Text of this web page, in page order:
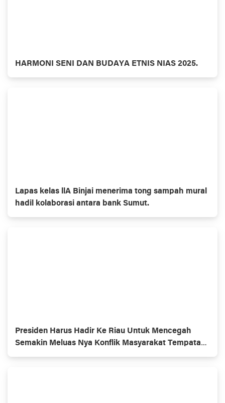
HARMONI SENI DAN BUDAYA ETNIS NIAS 2025.
Lapas kelas llA Binjai menerima tong sampah mural
hadil kolaborasi antara bank Sumut.
Presiden Harus Hadir Ke Riau Untuk Mencegah
Semakin Meluas Nya Konflik Masyarakat Tempatan
Dan Penerima KSO